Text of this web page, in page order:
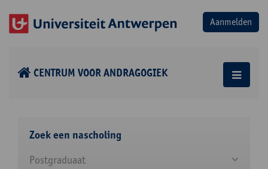
CENTRUM VOOR ANDRAGOGIEK
Zoek een nascholing
Postgraduaat